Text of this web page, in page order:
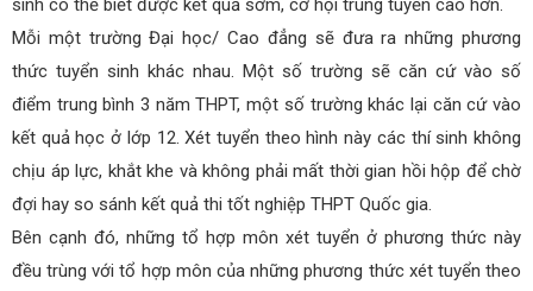
sinh có thể biết được kết quả sớm, cơ hội trúng tuyển cao hơn.
Mỗi một trường Đại học/ Cao đẳng sẽ đưa ra những phương
thức tuyển sinh khác nhau. Một số trường sẽ căn cứ vào số
điểm trung bình 3 năm THPT, một số trường khác lại căn cứ vào
kết quả học ở lớp 12. Xét tuyển theo hình này các thí sinh không
chịu áp lực, khắt khe và không phải mất thời gian hồi hộp để chờ
đợi hay so sánh kết quả thi tốt nghiệp THPT Quốc gia.
Bên cạnh đó, những tổ hợp môn xét tuyển ở phương thức này
đều trùng với tổ hợp môn của những phương thức xét tuyển theo